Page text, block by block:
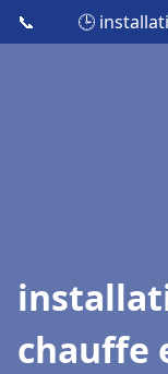
📞 🕒
chauffe